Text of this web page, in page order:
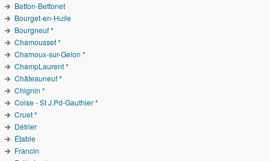
Betton-Bettonet
Bourget-en-Huile
Bourgneuf *
Chamousset *
Chamoux-sur-Gelon *
ChampLaurent *
Châteauneuf *
Chignin *
Coise - St J.Pd-Gauthier *
Cruet *
Détrier
Étable
Francin